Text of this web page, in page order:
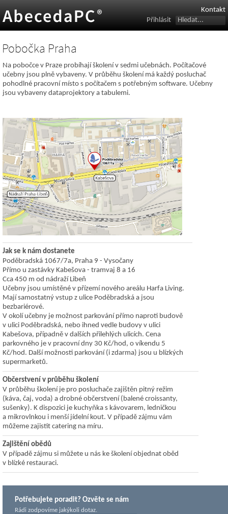
Kontakt
Přihlásit
Pobočka Praha
Na pobočce v Praze probíhají školení v sedmi učebnách. Počítačové
učebny jsou plně vybaveny. V průběhu školení má každý posluchač
pohodlné pracovní místo s počítačem s potřebným software. Učebny
jsou vybaveny dataprojektory a tabulemi.
Jak se k nám dostanete
Poděbradská 1067/7a, Praha 9 - Vysočany
Přímo u zastávky Kabešova - tramvaj 8 a 16
Cca 450 m od nádraží Libeň
Učebny jsou umístěné v přízemí nového areálu Harfa Living.
Mají samostatný vstup z ulice Poděbradská a jsou
bezbariérové.
V okolí učebny je možnost parkování přímo naproti budově
v ulici Poděbradská, nebo ihned vedle budovy v ulici
Kabešova, případně v dalších přilehlých ulicích. Cena
parkovného je v pracovní dny 30 Kč/hod, o víkendu 5
Kč/hod. Další možnosti parkování (i zdarma) jsou u blízkých
supermarketů.
Občerstvení v průběhu školení
V průběhu školení je pro posluchače zajištěn pitný režim
(káva, čaj, voda) a drobné občerstvení (balené croissanty,
sušenky). K dispozici je kuchyňka s kávovarem, ledničkou
a mikrovlnkou i menší jídelní kout. V případě zájmu vám
můžeme zajistit catering na míru.
Zajištění obědů
V případě zájmu si můžete u nás ke školení objednat oběd
v blízké restauraci.
Potřebujete poradit? Ozvěte se nám
Rádi zodpovíme jakýkoli dotaz.